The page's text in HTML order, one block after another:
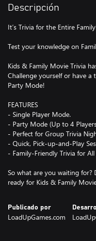
Descripción
It’s Trivia for the Entire
Test your knowledge on
Kids & Family Movie Trivia
Challenge yourself or have
Party Mode!
FEATURES
- Single Player Mode.
- Party Mode (Up to 4
- Perfect for Group Trivia
- Quick, Pick-up-and-Play
- Family-Friendly Trivia for All
So what are you waiting
ready for Kids & Family
Publicado por
LoadUpGames.com